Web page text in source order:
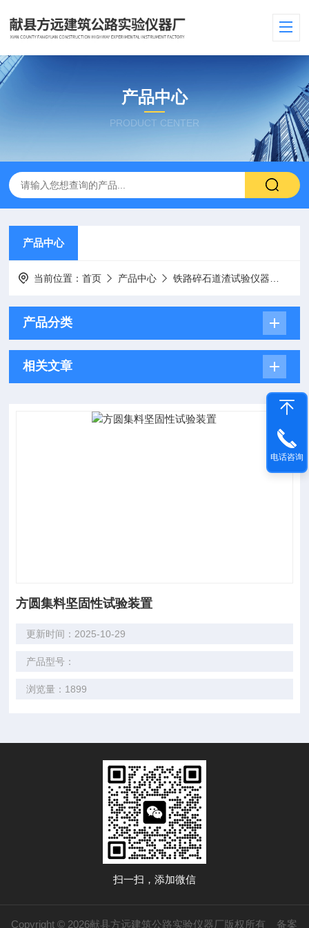
产品中心
PRODUCT CENTER
产品中心
当前位置：首页 产品中心 铁路碎石道渣试验仪器
产品分类
相关文章
方圆集料坚固性试验装置
更新时间：2025-10-29
产品型号：
浏览量：1899
扫一扫，添加微信
Copyright © 2026献县方远建筑公路实验仪器厂版权所有 备案
电话咨询